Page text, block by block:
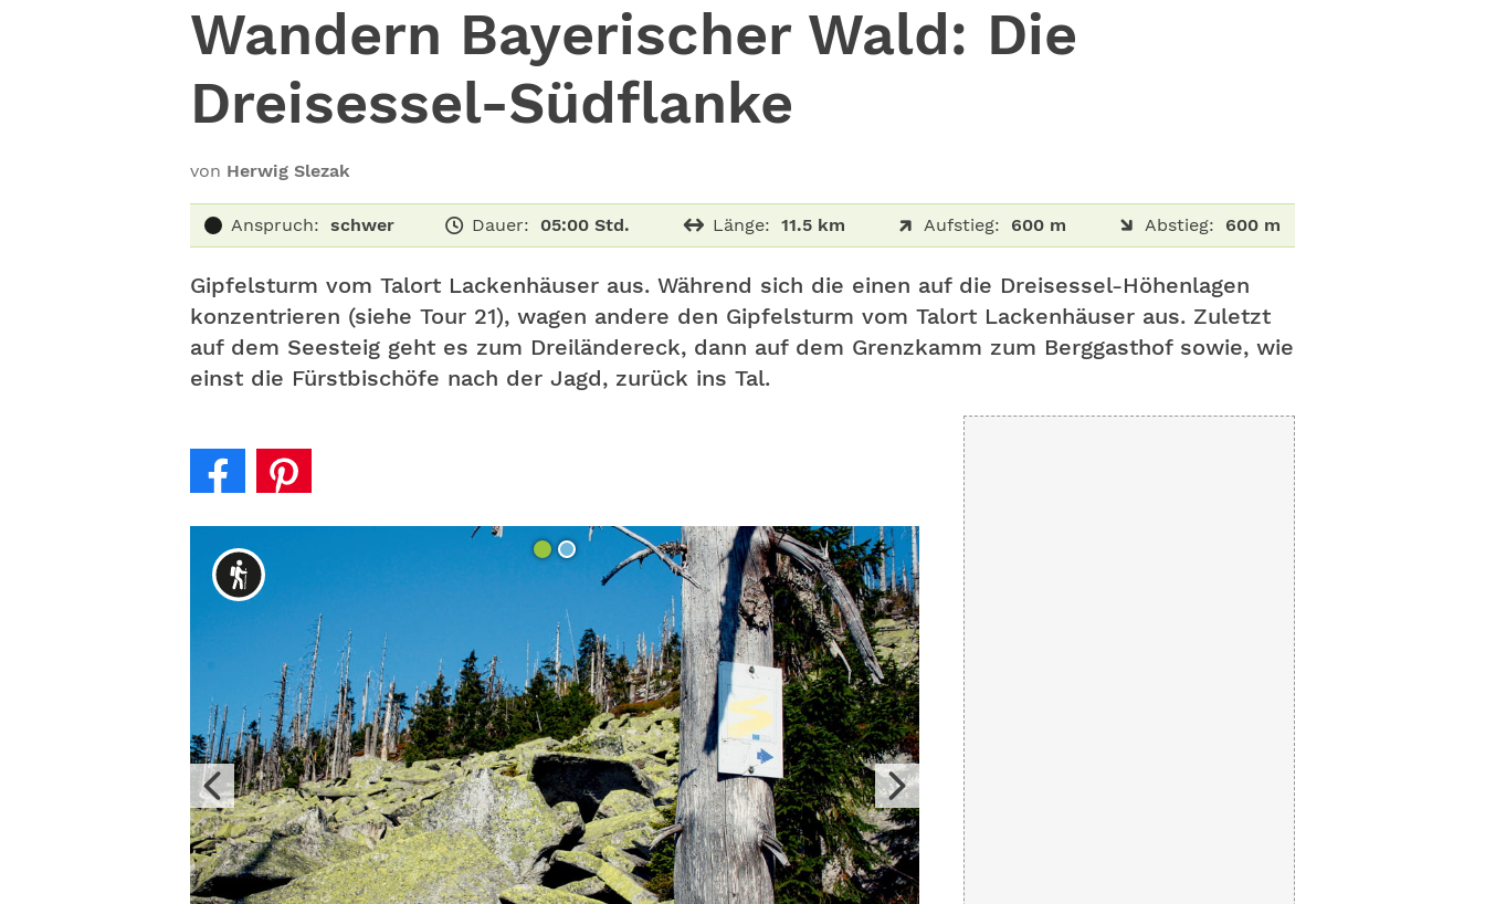
Wandern Bayerischer Wald: Die
Dreisessel-Südflanke
von Herwig Slezak
Anspruch: schwer Dauer: 05:00 Std. Länge: 11.5 km Aufstieg: 600 m Abstieg: 600 m
Gipfelsturm vom Talort Lackenhäuser aus. Während sich die einen auf die Dreisessel-Höhenlagen
konzentrieren (siehe Tour 21), wagen andere den Gipfelsturm vom Talort Lackenhäuser aus. Zuletzt
auf dem Seesteig geht es zum Dreiländereck, dann auf dem Grenzkamm zum Berggasthof sowie, wie
einst die Fürstbischöfe nach der Jagd, zurück ins Tal.